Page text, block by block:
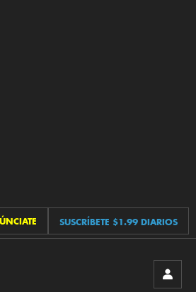
SUSCRÍBETE $1.99 DIARIOS